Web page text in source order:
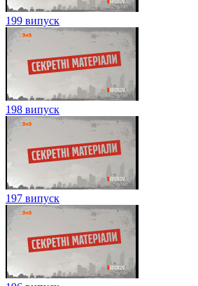
199 випуск
198 випуск
197 випуск